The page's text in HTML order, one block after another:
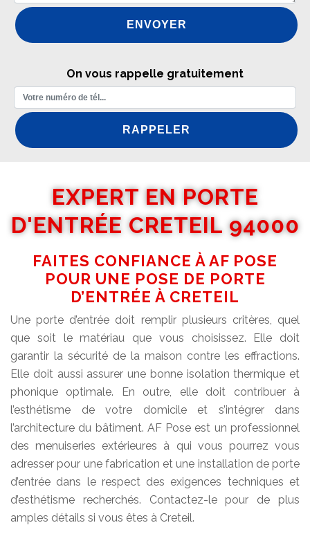
On vous rappelle gratuitement
EXPERT EN PORTE
D'ENTRÉE CRETEIL 94000
FAITES CONFIANCE À AF POSE
POUR UNE POSE DE PORTE
D’ENTRÉE À CRETEIL
Une porte d’entrée doit remplir plusieurs critères, quel
que soit le matériau que vous choisissez. Elle doit
garantir la sécurité de la maison contre les effractions.
Elle doit aussi assurer une bonne isolation thermique et
phonique optimale. En outre, elle doit contribuer à
l’esthétisme de votre domicile et s’intégrer dans
l’architecture du bâtiment. AF Pose est un professionnel
des menuiseries extérieures à qui vous pourrez vous
adresser pour une fabrication et une installation de porte
d’entrée dans le respect des exigences techniques et
d’esthétisme recherchés. Contactez-le pour de plus
amples détails si vous êtes à Creteil.